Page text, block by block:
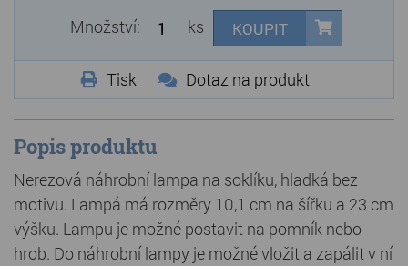
Množství: ks KOUPIT
Tisk Dotaz na produkt
Popis produktu
Nerezová náhrobní lampa na soklíku, hladká bez
motivu. Lampá má rozměry 10,1 cm na šířku a 23 cm
výšku. Lampu je možné postavit na pomník nebo
hrob. Do náhrobní lampy je možné vložit a zapálit v ní